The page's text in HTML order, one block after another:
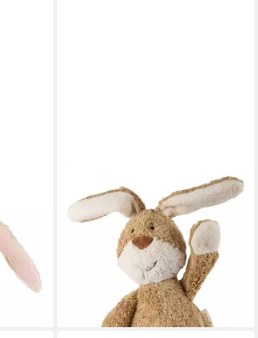
bei dir
Kuscheltier Kuscheltier
Natural Friends für Babys und
Kinder (1-St)
lieferbar - in 3-4 Werktagen bei dir
+1